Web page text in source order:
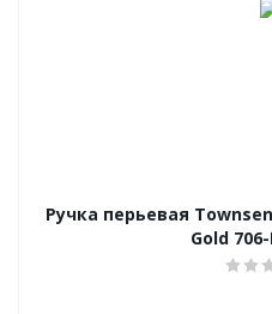
Ручка перьевая
Gold 706-